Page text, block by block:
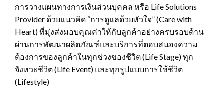
การวางแผนทางการเงินส่วนบุคคล หรือ Life Solutions
Provider ด้วยแนวคิด “การดูแลด้วยหัวใจ” (Care with
Heart) ที่มุ่งส่งมอบคุณค่าให้กับลูกค้าอย่างครบรอบด้าน
ผ่านการพัฒนาผลิตภัณฑ์และบริการที่ตอบสนองความ
ต้องการของลูกค้าในทุกช่วงของชีวิต (Life Stage) ทุก
จังหวะชีวิต (Life Event) และทุกรูปแบบการใช้ชีวิต
(Lifestyle)